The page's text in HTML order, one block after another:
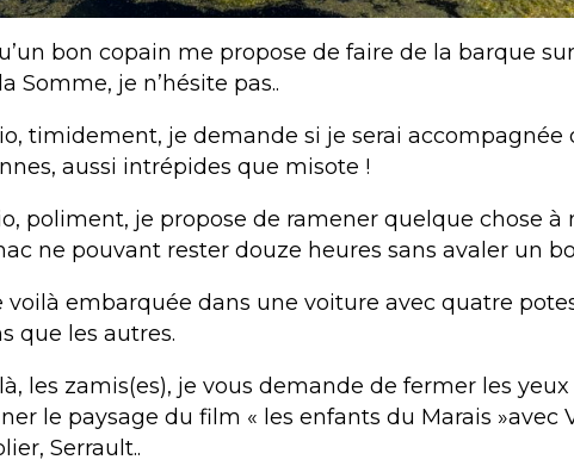
bon copain me propose de faire de la barque
Somme, je n’hésite pas..
timidement, je demande si je serai accompagnée
aussi intrépides que misote !
poliment, je propose de ramener quelque chose à
ne pouvant rester douze heures sans avaler un
voilà embarquée dans une voiture avec quatre
que les autres.
les zamis(es), je vous demande de fermer les
le paysage du film « les enfants du Marais »avec
Serrault..